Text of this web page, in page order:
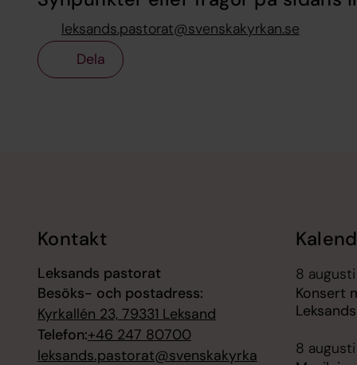
leksands.pastorat@svenskakyrkan.se
Dela
Kontakt
Leksands pastorat
Besöks- och postadress:
Kyrkallén 23, 79331 Leksand
Telefon:+46 247 80700
leksands.pastorat@svenskakyrka
8 augusti
Konsert
8